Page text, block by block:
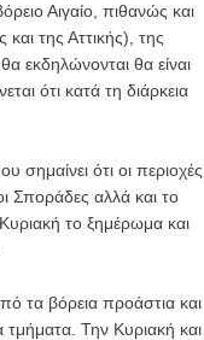
Αιγαίο, πιθανώς και
της Αττικής), της
εκδηλώνονται θα είναι
ότι κατά τη διάρκεια
σημαίνει ότι οι περιοχές
Σποράδες αλλά και το
το ξημέρωμα και
τα βόρεια προάστια και
Την Κυριακή και